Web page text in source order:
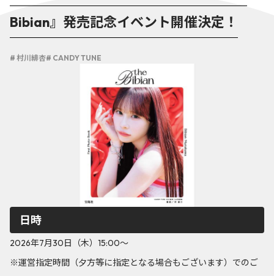
Bibian』発売記念イベント開催決定！
# 村川緋杏# CANDY TUNE
日時
2026年7月30日（木）15:00～
※運営指定時間（夕方等に指定となる場合もございます）でのご